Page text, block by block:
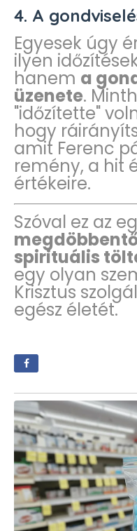
4. A
Egyesek úgy
ilyen
hanem a
üzenete.
"időzítette"
hogy
amit Ferenc
remény, a hit
értékeire.
Szóval ez az
spirituális
egy olyan
Krisztus
egész életét.